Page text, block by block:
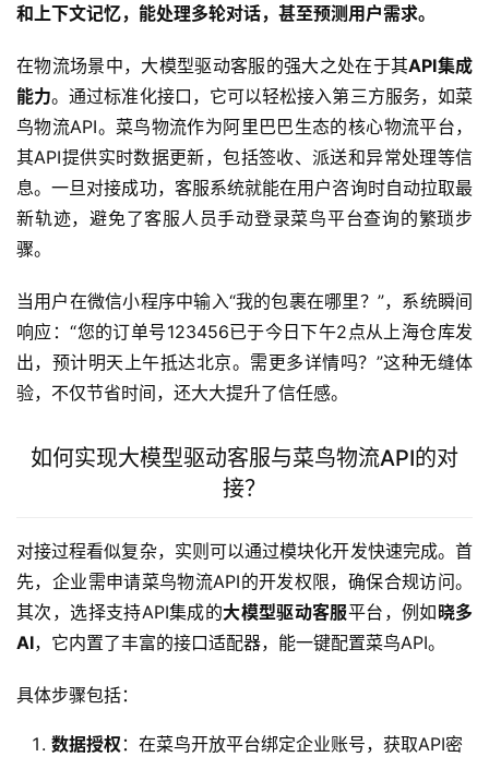
和上下文记忆，能处理多轮对话，甚至预测用户需求。
在物流场景中，大模型驱动客服的强大之处在于其API集成
能力。通过标准化接口，它可以轻松接入第三方服务，如菜
鸟物流API。菜鸟物流作为阿里巴巴生态的核心物流平台，
其API提供实时数据更新，包括签收、派送和异常处理等信
息。一旦对接成功，客服系统就能在用户咨询时自动拉取最
新轨迹，避免了客服人员手动登录菜鸟平台查询的繁琐步
骤。
当用户在微信小程序中输入“我的包裹在哪里？”，系统瞬间
响应：“您的订单号123456已于今日下午2点从上海仓库发
出，预计明天上午抵达北京。需更多详情吗？”这种无缝体
验，不仅节省时间，还大大提升了信任感。
如何实现大模型驱动客服与菜鸟物流API的对
接？
对接过程看似复杂，实则可以通过模块化开发快速完成。首
先，企业需申请菜鸟物流API的开发权限，确保合规访问。
其次，选择支持API集成的大模型驱动客服平台，例如晓多
AI，它内置了丰富的接口适配器，能一键配置菜鸟API。
具体步骤包括：
数据授权 ：在菜鸟开放平台绑定企业账号，获取API密